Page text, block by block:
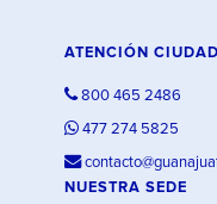
ATENCIÓN
800 465 2486
477 274 5825
NUESTRA SEDE